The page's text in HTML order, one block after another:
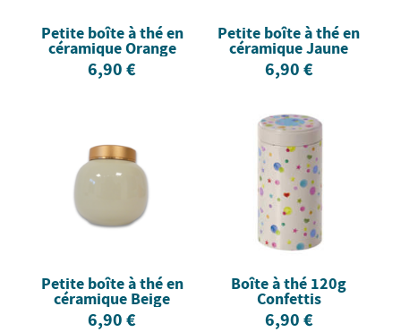
Petite boîte à thé en
céramique Orange
6,90 €
Petite boîte à thé en
céramique Jaune
6,90 €
Petite boîte à thé en
céramique Beige
6,90 €
Boîte à thé 120g
Confettis
6,90 €